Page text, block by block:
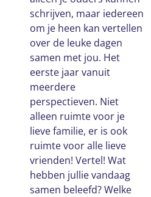
schrijven, maar iedereen
om je heen kan vertellen
over de leuke dagen
samen met jou. Het
eerste jaar vanuit
meerdere
perspectieven. Niet
alleen ruimte voor je
lieve familie, er is ook
ruimte voor alle lieve
vrienden! Vertel! Wat
hebben jullie vandaag
samen beleefd? Welke